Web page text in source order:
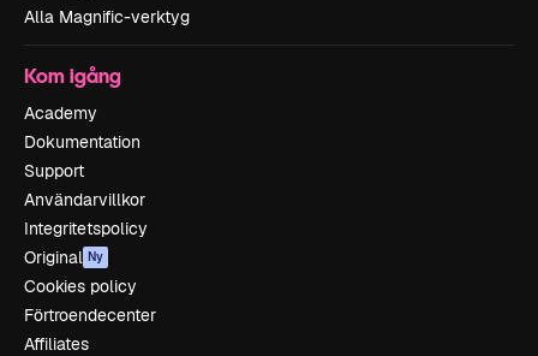
Alla Magnific-verktyg
Kom igång
Academy
Dokumentation
Support
Användarvillkor
Integritetspolicy
Original Ny
Cookies policy
Förtroendecenter
Affiliates